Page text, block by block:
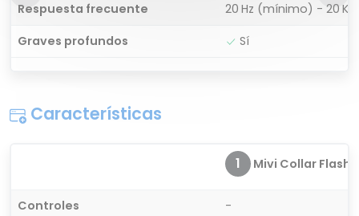
Respuesta frecuente
20 Hz (mínimo) - 20
Graves profundos
Sí
Características
1 Mivi Collar Flash
Controles -